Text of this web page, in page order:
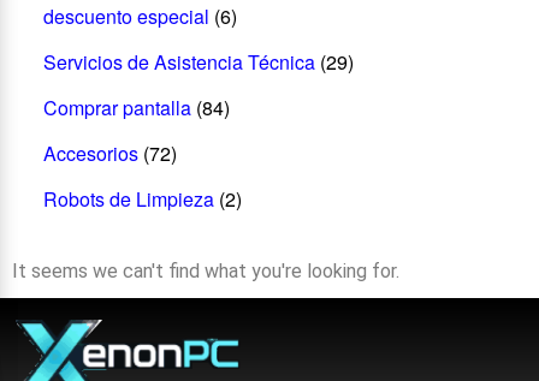
descuento especial (6)
Servicios de Asistencia Técnica (29)
Comprar pantalla (84)
Accesorios (72)
Robots de Limpieza (2)
It seems we can't find what you're looking for.